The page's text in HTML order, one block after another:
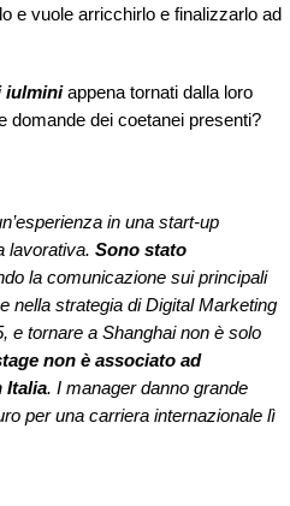
e vuole arricchirlo e finalizzarlo ad
iulminiappena tornati dalla loro
domande dei coetanei presenti?
in una start-up
lavorativa. Sono stato
la comunicazione sui principali
nella strategia di Digital Marketing
e tornare a Shanghai non è solo
non è associato ad
Italia. I manager danno grande
per una carriera internazionale lì